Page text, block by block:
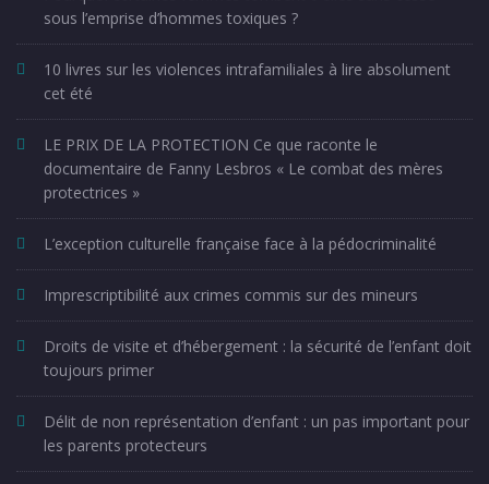
sous l’emprise d’hommes toxiques ?
10 livres sur les violences intrafamiliales à lire absolument
cet été
LE PRIX DE LA PROTECTION Ce que raconte le
documentaire de Fanny Lesbros « Le combat des mères
protectrices »
L’exception culturelle française face à la pédocriminalité
Imprescriptibilité aux crimes commis sur des mineurs
Droits de visite et d’hébergement : la sécurité de l’enfant doit
toujours primer
Délit de non représentation d’enfant : un pas important pour
les parents protecteurs